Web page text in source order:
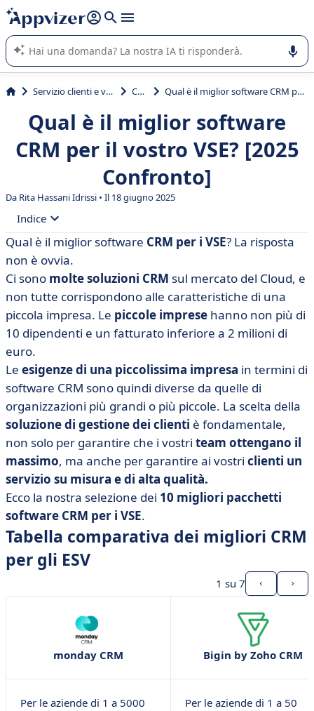
righe con
shift + enter
L'IA di Appvizer vi guida nell'utilizzo o nella scelta di un
software SaaS per la vostra azienda.
Servizio clienti e vendite CRM Qual è il miglior software CRM per il vostro VSE? [2025 Confronto]
Qual è il miglior software
CRM per il vostro VSE? [2025
Confronto]
Da Rita Hassani Idrissi • Il 18 giugno 2025
Indice
• Tabella comparativa dei migliori CRM per gli ESV
• lunedì.com CRM
• Axonaut
• Bitrix24
• CRM Colibrì
• Corymbus
• Folk
• Nuvola delle vendite
• Sellsy
• CRM semplice
• Zoho Bigin CRM
• I nostri criteri di selezione
• Quindi, quale soluzione CRM è giusta per il vostro
VSE?
Qual è il miglior software CRM per i VSE? La risposta
non è ovvia.
Ci sono molte soluzioni CRM sul mercato del Cloud, e
non tutte corrispondono alle caratteristiche di una
piccola impresa. Le piccole imprese hanno non più di
10 dipendenti e un fatturato inferiore a 2 milioni di
euro.
Le esigenze di una piccolissima impresa in termini di
software CRM sono quindi diverse da quelle di
organizzazioni più grandi o più piccole. La scelta della
soluzione di gestione dei clienti è fondamentale,
non solo per garantire che i vostri team ottengano il
massimo, ma anche per garantire ai vostri clienti un
servizio su misura e di alta qualità.
Ecco la nostra selezione dei 10 migliori pacchetti
software CRM per i VSE.
Tabella comparativa dei migliori CRM
per gli ESV
1 su 7
monday CRM Bigin by Zoho CRM
Per le aziende di 1 a 5000
Per le aziende di 1 a 50